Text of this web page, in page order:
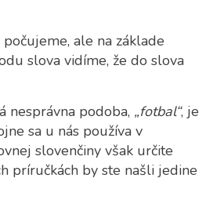
ale na základe
slova vidíme, že do slova
nesprávna podoba, „fotbal“, je
sa u nás používa v
slovenčiny však určite
príručkách by ste našli jedine